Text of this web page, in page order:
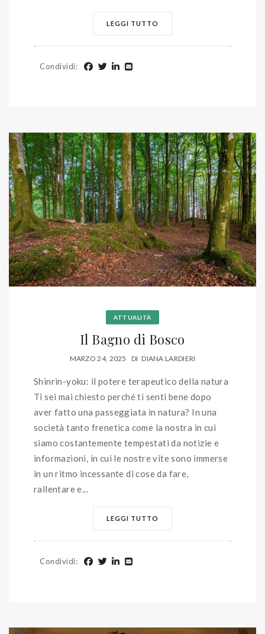
LEGGI TUTTO
Condividi:
ATTUALITÀ
Il Bagno di Bosco
MARZO 24, 2025 DI DIANA LARDIERI
Shinrin-yoku: il potere terapeutico della natura
Ti sei mai chiesto perché ti senti bene dopo
aver fatto una passeggiata in natura? In una
società tanto frenetica come la nostra in cui
siamo costantemente tempestati da notizie e
informazioni, in cui le nostre vite sono immerse
in un ritmo incessante di cose da fare,
rallentare e...
LEGGI TUTTO
Condividi: